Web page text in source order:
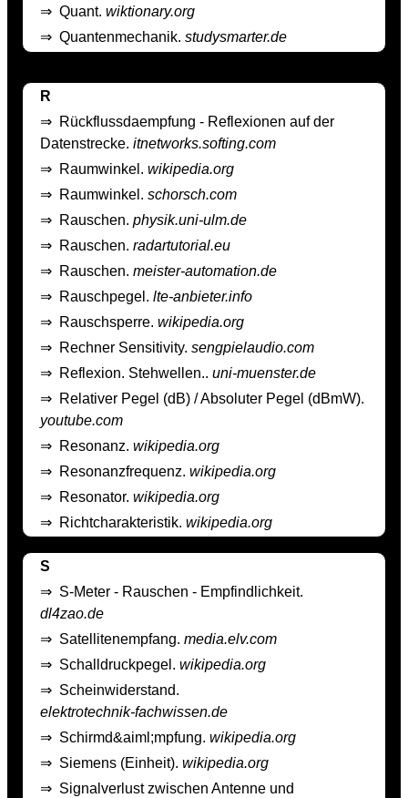
⇒ Quant. wiktionary.org
⇒ Quantenmechanik. studysmarter.de
R
⇒ Rückflussdaempfung - Reflexionen auf der
Datenstrecke. itnetworks.softing.com
⇒ Raumwinkel. wikipedia.org
⇒ Raumwinkel. schorsch.com
⇒ Rauschen. physik.uni-ulm.de
⇒ Rauschen. radartutorial.eu
⇒ Rauschen. meister-automation.de
⇒ Rauschpegel. lte-anbieter.info
⇒ Rauschsperre. wikipedia.org
⇒ Rechner Sensitivity. sengpielaudio.com
⇒ Reflexion. Stehwellen.. uni-muenster.de
⇒ Relativer Pegel (dB) / Absoluter Pegel (dBmW).
youtube.com
⇒ Resonanz. wikipedia.org
⇒ Resonanzfrequenz. wikipedia.org
⇒ Resonator. wikipedia.org
⇒ Richtcharakteristik. wikipedia.org
S
⇒ S-Meter - Rauschen - Empfindlichkeit.
dl4zao.de
⇒ Satellitenempfang. media.elv.com
⇒ Schalldruckpegel. wikipedia.org
⇒ Scheinwiderstand.
elektrotechnik-fachwissen.de
⇒ Schirmd&aiml;mpfung. wikipedia.org
⇒ Siemens (Einheit). wikipedia.org
⇒ Signalverlust zwischen Antenne und